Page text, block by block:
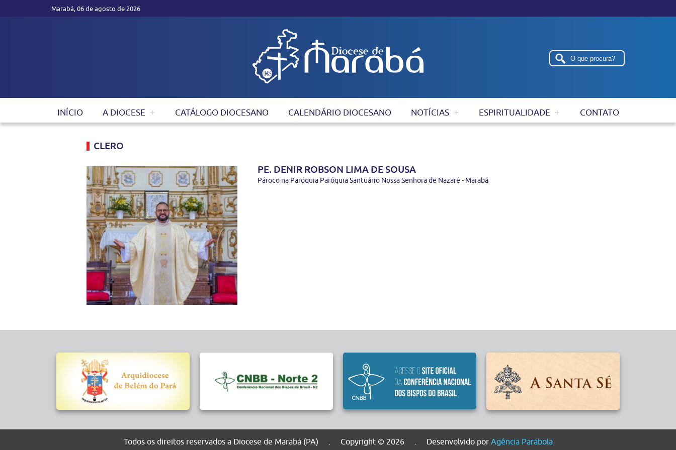
Marabá, 06 de agosto de 2026
INÍCIO A DIOCESE CATÁLOGO DIOCESANO CALENDÁRIO DIOCESANO NOTÍCIAS ESPIRITUALIDADE CONTATO
CLERO
PE. DENIR ROBSON LIMA DE SOUSA
Pároco na Paróquia Paróquia Santuário Nossa Senhora de Nazaré - Marabá
Todos os direitos reservados a Diocese de Marabá (PA) . Copyright © 2026 . Desenvolvido por Agência Parábola